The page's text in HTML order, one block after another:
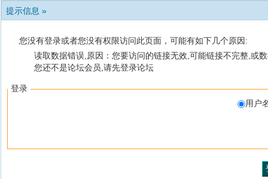
提示信息 »
您没有登录或者您没有权限访问此页面，可能有如下几个原因:
读取数据错误,原因：您要访问的链接无效,可能链接不完整,或
您还不是论坛会员,请先登录论坛
登录
用户